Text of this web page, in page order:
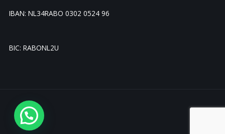
IBAN: NL34RABO 0302 0524 96
BIC: RABONL2U